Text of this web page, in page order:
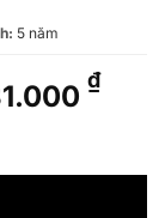
5 năm
₫.
₫Giá
là:
model